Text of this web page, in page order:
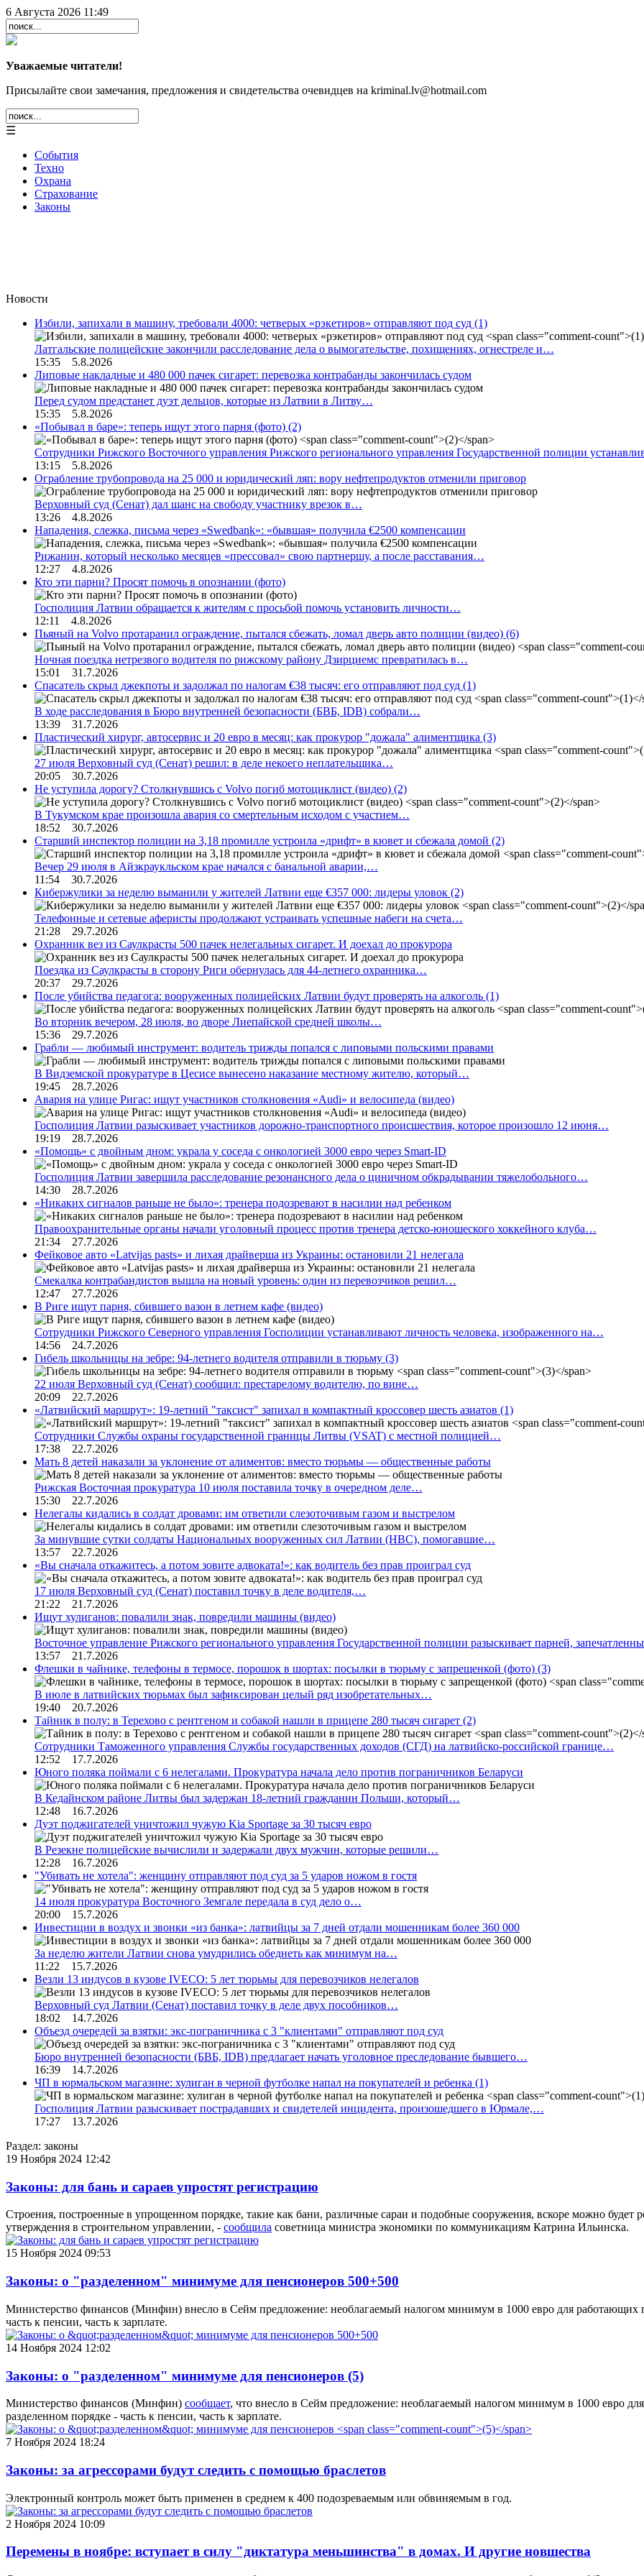
6 Августа 2026 11:49
Уважаемые читатели!
Присылайте свои замечания, предложения и свидетельства очевидцев на kriminal.lv@hotmail.com
☰
События
Техно
Охрана
Страхование
Законы
Новости
Избили, запихали в машину, требовали 4000: четверых «рэкетиров» отправляют под суд (1)
Латгальские полицейские закончили расследование дела о вымогательстве, похищениях, огнестреле и…
15:35 5.8.2026
Липовые накладные и 480 000 пачек сигарет: перевозка контрабанды закончилась судом
Перед судом предстанет дуэт дельцов, которые из Латвии в Литву…
15:35 5.8.2026
«Побывал в баре»: теперь ищут этого парня (фото) (2)
Сотрудники Рижского Восточного управления Рижского регионального управления Государственной полиции
13:15 5.8.2026
Ограбление трубопровода на 25 000 и юридический ляп: вору нефтепродуктов отменили приговор
Верховный суд (Сенат) дал шанс на свободу участнику врезок в…
13:26 4.8.2026
Нападения, слежка, письма через «Swedbank»: «бывшая» получила €2500 компенсации
Рижанин, который несколько месяцев «прессовал» свою партнершу, а после расставания…
12:27 4.8.2026
Кто эти парни? Просят помочь в опознании (фото)
Госполиция Латвии обращается к жителям с просьбой помочь установить личности…
12:11 4.8.2026
Пьяный на Volvo протаранил ограждение, пытался сбежать, ломал дверь авто полиции (видео) (6)
Ночная поездка нетрезвого водителя по рижскому району Дзирциемс превратилась в…
15:01 31.7.2026
Спасатель скрыл джекпоты и задолжал по налогам €38 тысяч: его отправляют под суд (1)
В ходе расследования в Бюро внутренней безопасности (БВБ, IDB) собрали…
13:39 31.7.2026
Пластический хирург, автосервис и 20 евро в месяц: как прокурор "дожала" алиментщика (3)
27 июля Верховный суд (Сенат) решил: в деле некоего неплательщика…
20:05 30.7.2026
Не уступила дорогу? Столкнувшись с Volvo погиб мотоциклист (видео) (2)
В Тукумском крае произошла авария со смертельным исходом с участием…
18:52 30.7.2026
Старший инспектор полиции на 3,18 промилле устроила «дрифт» в кювет и сбежала домой (2)
Вечер 29 июля в Айзкраукльском крае начался с банальной аварии,…
11:54 30.7.2026
Кибержулики за неделю выманили у жителей Латвии еще €357 000: лидеры уловок (2)
Телефонные и сетевые аферисты продолжают устраивать успешные набеги на счета…
21:28 29.7.2026
Охранник вез из Саулкрасты 500 пачек нелегальных сигарет. И доехал до прокурора
Поездка из Саулкрасты в сторону Риги обернулась для 44-летнего охранника…
20:37 29.7.2026
После убийства педагога: вооруженных полицейских Латвии будут проверять на алкоголь (1)
Во вторник вечером, 28 июля, во дворе Лиепайской средней школы…
15:36 29.7.2026
Грабли — любимый инструмент: водитель трижды попался с липовыми польскими правами
В Видземской прокуратуре в Цесисе вынесено наказание местному жителю, который…
19:45 28.7.2026
Авария на улице Ригас: ищут участников столкновения «Audi» и велосипеда (видео)
Госполиция Латвии разыскивает участников дорожно-транспортного происшествия, которое произошло 12 июня…
19:19 28.7.2026
«Помощь» с двойным дном: украла у соседа с онкологией 3000 евро через Smart-ID
Госполиция Латвии завершила расследование резонансного дела о циничном обкрадывании тяжелобольного…
14:30 28.7.2026
«Никаких сигналов раньше не было»: тренера подозревают в насилии над ребенком
Правоохранительные органы начали уголовный процесс против тренера детско-юношеского хоккейного клуба…
21:34 27.7.2026
Фейковое авто «Latvijas pasts» и лихая драйверша из Украины: остановили 21 нелегала
Смекалка контрабандистов вышла на новый уровень: один из перевозчиков решил…
12:47 27.7.2026
В Риге ищут парня, сбившего вазон в летнем кафе (видео)
Сотрудники Рижского Северного управления Госполиции устанавливают личность человека, изображенного на…
14:56 24.7.2026
Гибель школьницы на зебре: 94-летнего водителя отправили в тюрьму (3)
22 июля Верховный суд (Сенат) сообщил: престарелому водителю, по вине…
20:09 22.7.2026
«Латвийский маршрут»: 19-летний "таксист" запихал в компактный кроссовер шесть азиатов (1)
Сотрудники Службы охраны государственной границы Литвы (VSAT) с местной полицией…
17:38 22.7.2026
Мать 8 детей наказали за уклонение от алиментов: вместо тюрьмы — общественные работы
Рижская Восточная прокуратура 10 июля поставила точку в очередном деле…
15:30 22.7.2026
Нелегалы кидались в солдат дровами: им ответили слезоточивым газом и выстрелом
За минувшие сутки солдаты Национальных вооруженных сил Латвии (НВС), помогавшие…
13:57 22.7.2026
«Вы сначала откажитесь, а потом зовите адвоката!»: как водитель без прав проиграл суд
17 июля Верховный суд (Сенат) поставил точку в деле водителя,…
21:22 21.7.2026
Ищут хулиганов: повалили знак, повредили машины (видео)
Восточное управление Рижского регионального управления Государственной полиции разыскивает парней,
13:57 21.7.2026
Флешки в чайнике, телефоны в термосе, порошок в шортах: посылки в тюрьму с запрещенкой (фото) (3)
В июле в латвийских тюрьмах был зафиксирован целый ряд изобретательных…
19:40 20.7.2026
Тайник в полу: в Терехово с рентгеном и собакой нашли в прицепе 280 тысяч сигарет (2)
Сотрудники Таможенного управления Службы государственных доходов (СГД) на латвийско-российской границе…
12:52 17.7.2026
Юного поляка поймали с 6 нелегалами. Прокуратура начала дело против пограничников Беларуси
В Кедайнском районе Литвы был задержан 18-летний гражданин Польши, который…
12:48 16.7.2026
Дуэт поджигателей уничтожил чужую Kia Sportage за 30 тысяч евро
В Резекне полицейские вычислили и задержали двух мужчин, которые решили…
12:28 16.7.2026
"Убивать не хотела": женщину отправляют под суд за 5 ударов ножом в гостя
14 июля прокуратура Восточного Земгале передала в суд дело о…
20:00 15.7.2026
Инвестиции в воздух и звонки «из банка»: латвийцы за 7 дней отдали мошенникам более 360 000
За неделю жители Латвии снова умудрились обеднеть как минимум на…
11:22 15.7.2026
Везли 13 индусов в кузове IVECO: 5 лет тюрьмы для перевозчиков нелегалов
Верховный суд Латвии (Сенат) поставил точку в деле двух пособников…
18:02 14.7.2026
Объезд очередей за взятки: экс-пограничника с 3 "клиентами" отправляют под суд
Бюро внутренней безопасности (БВБ, IDB) предлагает начать уголовное преследование бывшего…
16:39 14.7.2026
ЧП в юрмальском магазине: хулиган в черной футболке напал на покупателей и ребенка (1)
Госполиция Латвии разыскивает пострадавших и свидетелей инцидента, произошедшего в Юрмале,…
17:27 13.7.2026
Раздел: законы
19 Ноября 2024 12:42
Законы: для бань и сараев упростят регистрацию
Строения, построенные в упрощенном порядке, такие как бани, различные сараи и подобные сооружения, вскоре можно будет
утверждения в строительном управлении, - сообщила советница министра экономики по коммуникациям Катрина Ильинска.
15 Ноября 2024 09:53
Законы: о "разделенном" минимуме для пенсионеров 500+500
Министерство финансов (Минфин) внесло в Сейм предложение: необлагаемый налогом минимум в 1000 евро для работающих
часть к пенсии, часть к зарплате.
14 Ноября 2024 12:02
Законы: о "разделенном" минимуме для пенсионеров (5)
Министерство финансов (Минфин) сообщает, что внесло в Сейм предложение: необлагаемый налогом минимум в 1000 евро
разделенном порядке - часть к пенсии, часть к зарплате.
7 Ноября 2024 18:24
Законы: за агрессорами будут следить с помощью браслетов
Электронный контроль может быть применен в среднем к 400 подозреваемым или обвиняемым в год.
2 Ноября 2024 10:09
Перемены в ноябре: вступает в силу "диктатура меньшинства" в домах. И другие новшества